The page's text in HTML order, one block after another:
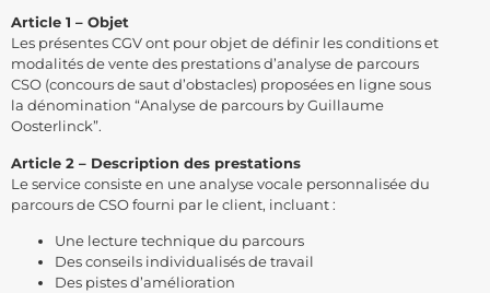
Article 1 – Objet
Les présentes CGV ont pour objet de définir les conditions et
modalités de vente des prestations d’analyse de parcours
CSO (concours de saut d’obstacles) proposées en ligne sous
la dénomination “Analyse de parcours by Guillaume
Oosterlinck”.
Article 2 – Description des prestations
Le service consiste en une analyse vocale personnalisée du
parcours de CSO fourni par le client, incluant :
Une lecture technique du parcours
Des conseils individualisés de travail
Des pistes d’amélioration